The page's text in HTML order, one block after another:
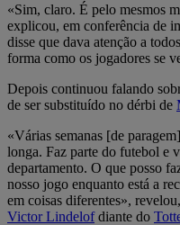
«Sim, claro. É pelo mesmos
explicou, em conferência de
disse que dava atenção a
forma como os jogadores se
Depois continuou falando
de ser substituído no dérbi de
«Várias semanas [de
longa. Faz parte do futebol e
departamento. O que posso
nosso jogo enquanto está a
em coisas diferentes»,
Victor Lindelofdiante do